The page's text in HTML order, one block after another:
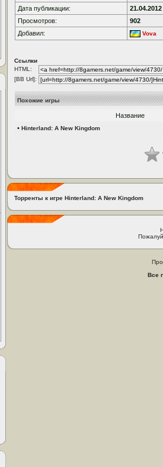
Дата публикации:
21.04.2012
Просмотров:
902
Добавил:
Vova
Ссылки
HTML:
[BB Url]:
Похожие игры
Название
• Hinterland: A New Kingdom
Торренты к игре Hinterland: A New Kingdom
Все